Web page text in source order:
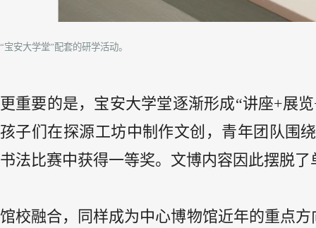
“宝安大学堂”配套的研学活动。
更重要的是，宝安大学堂逐渐形成“讲座+展
孩子们在探源工坊中制作文创，青年团队围
书法比赛中获得一等奖。文博内容因此摆脱
馆校融合，同样成为中心博物馆近年的重点